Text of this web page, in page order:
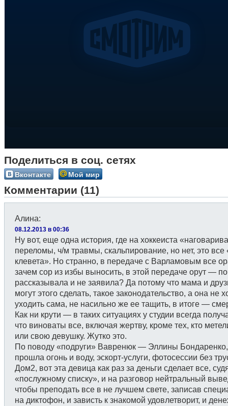
Поделиться в соц. сетях
Вконтакте Мой мир
Комментарии (11)
Алина:
08.12.2013 в 00:36
Ну вот, еще одна история, где на хоккеиста
переломы, ч/м травмы, скальпирование, но нет, это все
клевета». Но странно, в передаче с Варламовым все
зачем сор из избы выносить, в этой передаче орут —
рассказывала и не заявила? Да потому что мама и
могут этого сделать, такое законодательство, а она не
уходить сама, не насильно же ее тащить, в итоге —
Как ни крути — в таких ситуациях у студии всегда
что виноваты все, включая жертву, кроме тех, кто
или свою девушку. Жутко это.
По поводу «подруги» Вавренюк — Эллины
прошла огонь и воду, эскорт-услуги, фотосессии без
Дом2, вот эта девица как раз за деньги сделает все,
«послужному списку», и на разговор нейтральный
чтобы преподать все в не лучшем свете, записав
на диктофон, и зависть к знакомой удовлетворит, и